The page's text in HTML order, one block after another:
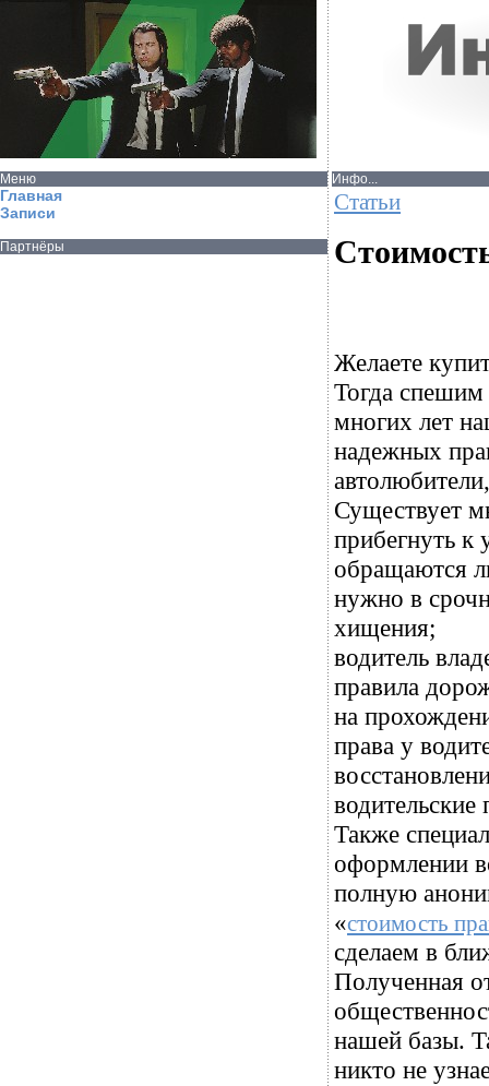
Меню
Главная
Записи
Партнёры
Инфо...
Статьи
Желаете
Тогда спешим
многих лет
надежных
Существует
прибегнуть
обращаются
нужно в
хищения;
водитель
правила
на
права у
Также
оформлении
полную
«стоимость
сделаем в
Полученная
нашей базы.
никто не